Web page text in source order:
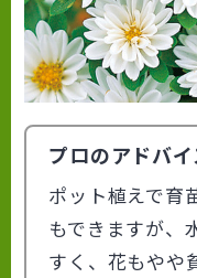
プロのアドバイ
ポット植えで育
もできますが、
すく、花もやや